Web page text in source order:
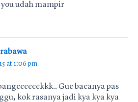
udah mampir
at 1:06 pm
Gue bacanya pas
kok rasanya jadi kya kya kya